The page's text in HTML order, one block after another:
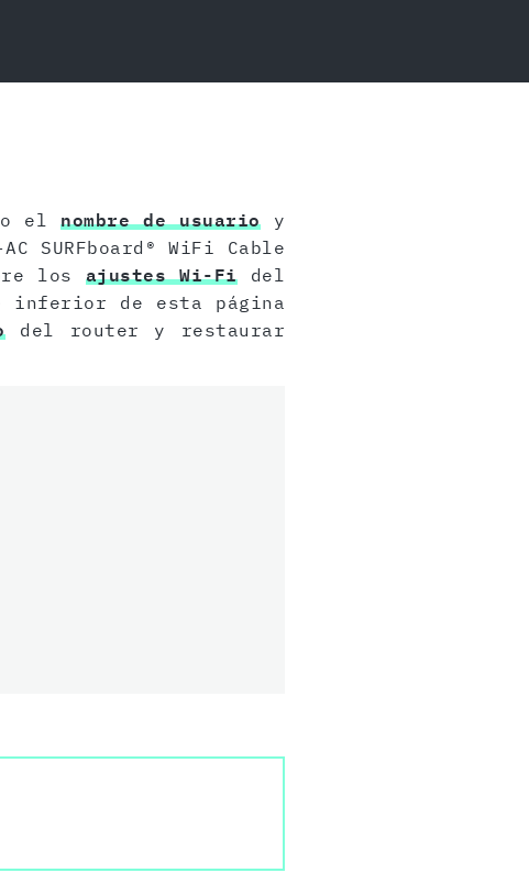
elnombre de usuarioy
SURFboard® WiFi Cable
los ajustes Wi-Fidel
inferior de esta página
del router y restaurar